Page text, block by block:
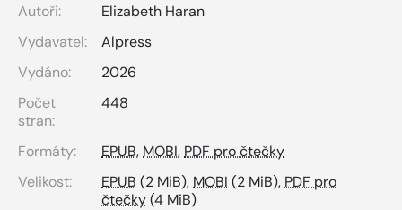
Autoři:
Elizabeth Haran
Vydavatel:
Alpress
Vydáno:
2026
Počet
stran:
448
Formáty: EPUB, MOBI, PDF pro čtečky
Velikost:
EPUB (2 MiB), MOBI (2 MiB), PDF pro
čtečky(4 MiB)